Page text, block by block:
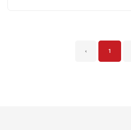
‹ 1